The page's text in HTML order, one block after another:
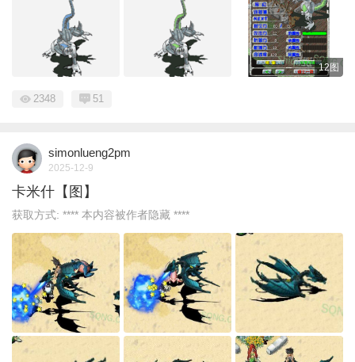
12图
2348 51
simonlueng2pm
2025-12-9
卡米什【图】
获取方式: **** 本内容被作者隐藏 ****